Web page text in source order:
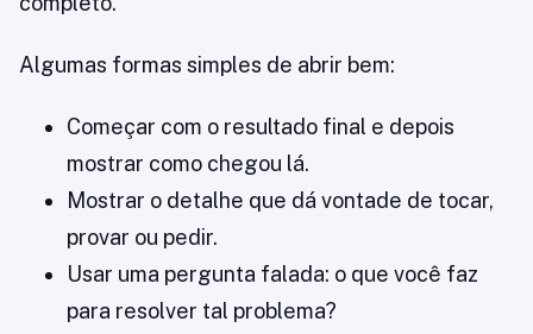
Algumas formas simples de abrir bem:
Começar com o resultado final e depois
mostrar como chegou lá.
Mostrar o detalhe que dá vontade de tocar,
provar ou pedir.
Usar uma pergunta falada: o que você faz
para resolver tal problema?